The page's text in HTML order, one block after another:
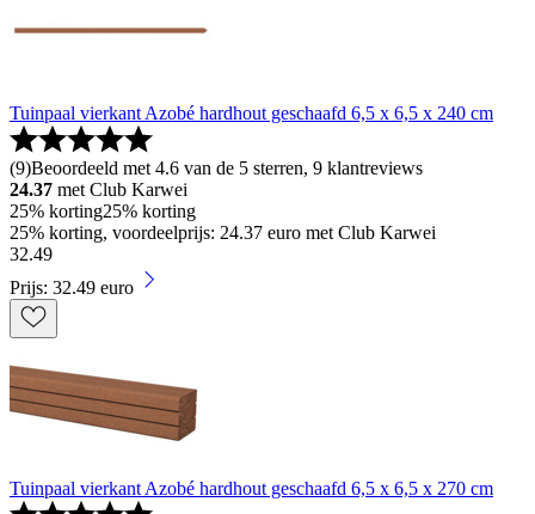
Tuinpaal vierkant Azobé hardhout geschaafd 6,5 x 6,5 x 240 cm
(9)Beoordeeld met 4.6 van de 5 sterren, 9 klantreviews
24.37 met Club Karwei
25% korting25% korting
25% korting, voordeelprijs: 24.37 euro met Club Karwei
32.49
Prijs: 32.49 euro
Tuinpaal vierkant Azobé hardhout geschaafd 6,5 x 6,5 x 270 cm